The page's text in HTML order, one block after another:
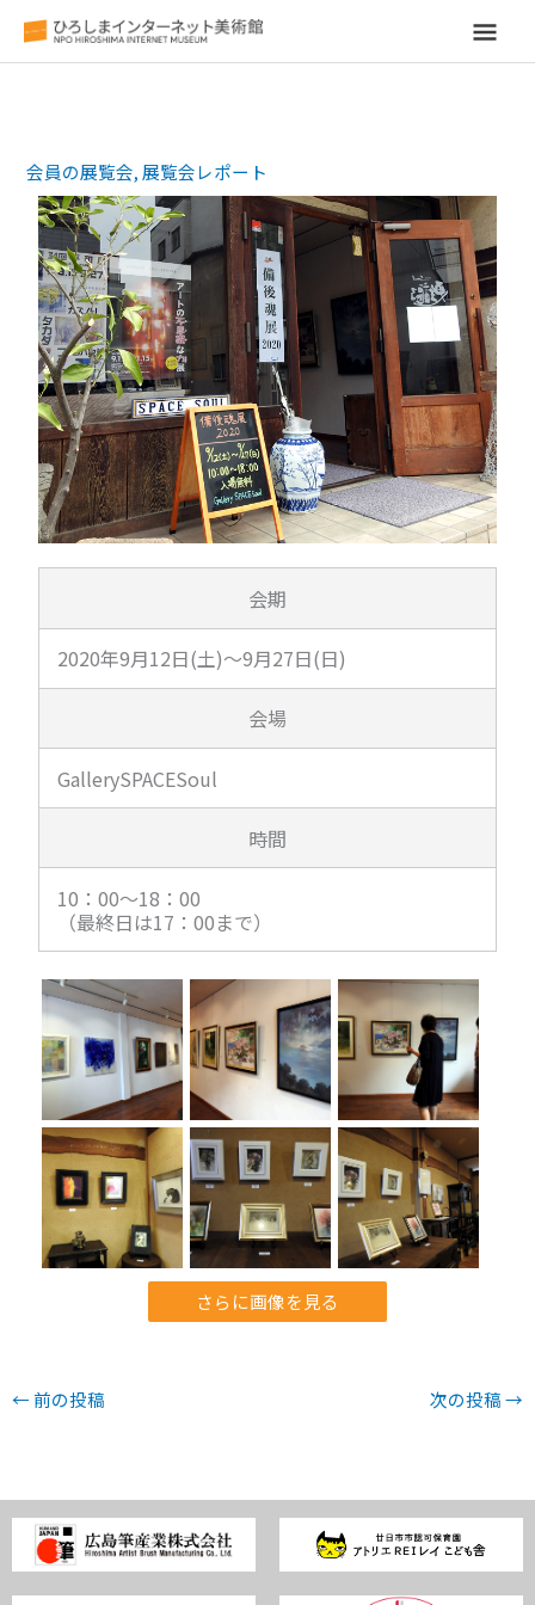
メ
メ
ニ
ュ
ー
会員の展覧会,展覧会レポート
会期
2020年9月12日(土)～9月27日(日)
会場
GallerySPACESoul
時間
10：00～18：00
（最終日は17：00まで）
さらに画像を見る
← 前の投稿 次の投稿→